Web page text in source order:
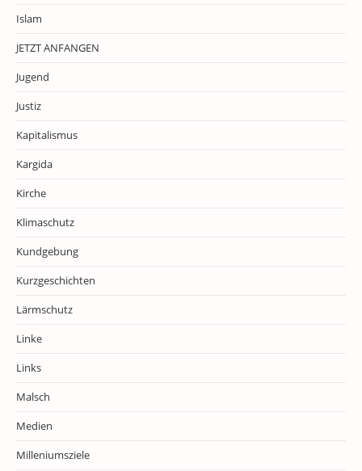
Islam
JETZT ANFANGEN
Jugend
Justiz
Kapitalismus
Kargida
Kirche
Klimaschutz
Kundgebung
Kurzgeschichten
Lärmschutz
Linke
Links
Malsch
Medien
Milleniumsziele